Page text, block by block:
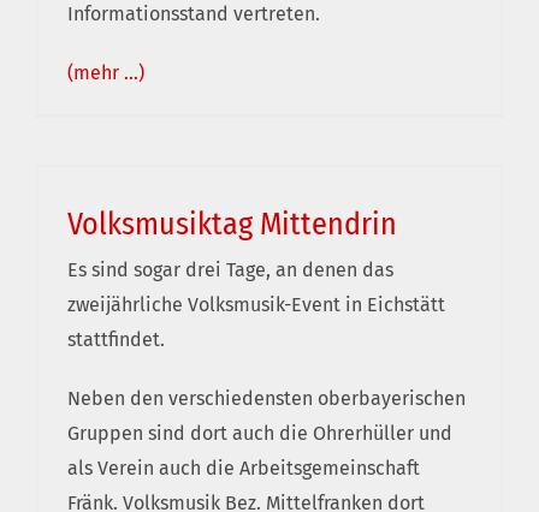
Informationsstand vertreten.
(mehr …)
Volksmusiktag Mittendrin
Es sind sogar drei Tage, an denen das
zweijährliche Volksmusik-Event in Eichstätt
stattfindet.
Neben den verschiedensten oberbayerischen
Gruppen sind dort auch die Ohrerhüller und
als Verein auch die Arbeitsgemeinschaft
Fränk. Volksmusik Bez. Mittelfranken dort